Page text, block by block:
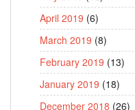
April 2019 (6)
March 2019 (8)
February 2019 (13)
January 2019 (18)
December 2018 (26)